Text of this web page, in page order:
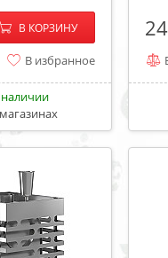
+
В КОРЗИНУ
В избранное